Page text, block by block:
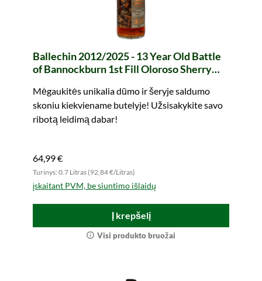
Ballechin 2012/2025 - 13 Year Old Battle
of Bannockburn 1st Fill Oloroso Sherry
Mėgaukitės unikalia dūmo ir šeryje saldumo
skoniu kiekviename butelyje! Užsisakykite savo
ribotą leidimą dabar!
64,99 €
Turinys: 0.7 Litras (92,84 €/Litras)
įskaitant PVM, be siuntimo išlaidų
Į krepšelį
Visi produkto bruožai